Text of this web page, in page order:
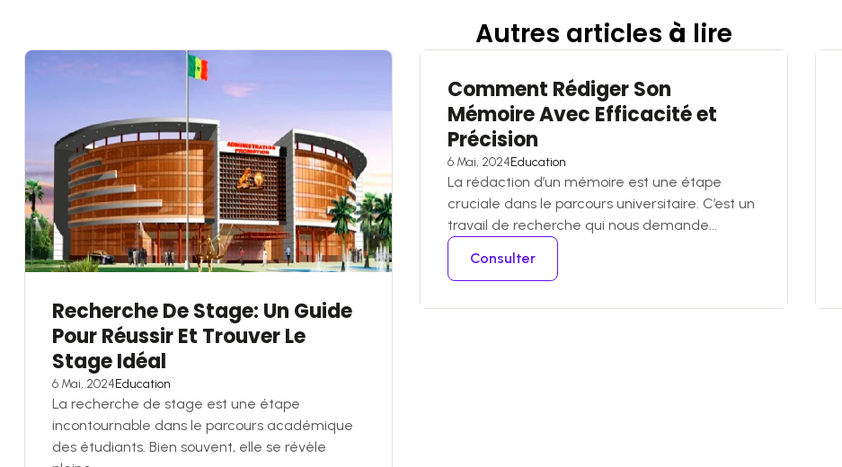
Autres articles à lire
Recherche De Stage: Un Guide
Pour Réussir Et Trouver Le
Stage Idéal
6 Mai, 2024Education
La recherche de stage est une étape
incontournable dans le parcours académique
des étudiants. Bien souvent, elle se révèle
Comment Rédiger Son
Mémoire Avec Efficacité et
Précision
6 Mai, 2024Education
La rédaction d’un mémoire est une étape
cruciale dans le parcours universitaire. C’est un
travail de recherche qui nous demande...
Consulter